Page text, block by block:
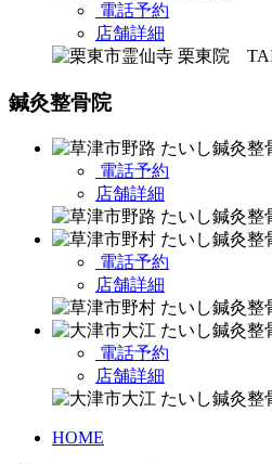
電話予約
店舗詳細
鍼灸整骨院
電話予約
店舗詳細
電話予約
店舗詳細
電話予約
店舗詳細
HOME